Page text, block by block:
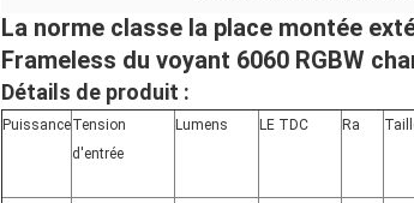
La norme classe la place montée
Frameless du voyant 6060 RGBW
Détails de produit :
PuissanceTension
d'entrée
Lumens LE TDC Ra